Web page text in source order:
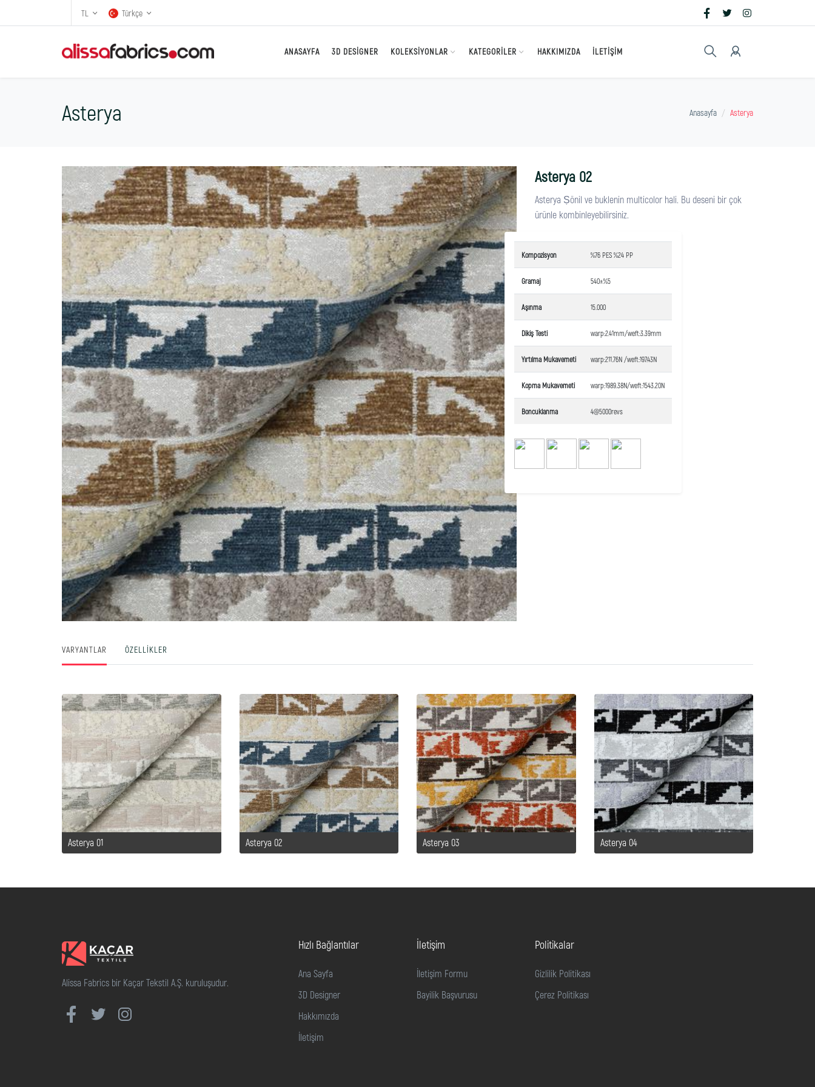
TL Türkçe
ANASAYFA 3D DESIGNER KOLEKSIYONLAR KATEGORILER HAKKIMIZDA İLETIŞIM
Asterya Anasayfa Asterya
Asterya 02
Asterya Ṣönil ve buklenin multicolor hali. Bu deseni bir çok
ürünle kombinleyebilirsiniz.
Kompozisyon %76 PES %24 PP
Gramaj 540±%5
Aşınma 15.000
Dikiş Testi warp:2.41mm/weft:3.39mm
Yırtılma Mukavemeti warp:211.76N /weft:197.43N
Kopma Mukavemeti warp:1989.38N/weft:1543.20N
Boncuklanma 4@5000revs
VARYANTLAR ÖZELLIKLER
Asterya 01 Asterya 02 Asterya 03 Asterya 04
Alissa Fabrics bir Kaçar Tekstil A.Ş. kuruluşudur.
Hızlı Bağlantılar
Ana Sayfa
3D Designer
Hakkımızda
İletişim
İletişim
İletişim Formu
Bayilik Başvurusu
Politikalar
Gizlilik Politikası
Çerez Politikası